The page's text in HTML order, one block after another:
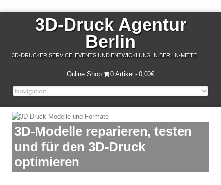
3D-Druck Agentur
Berlin
3D-DRUCKER SERVICE, EVENTS UND ENTWICKLUNG IN BERLIN-MITTE
Online Shop 0 Artikel 0,00€
3D-Modelle reparieren, testen
und für den 3D-Druck
optimieren